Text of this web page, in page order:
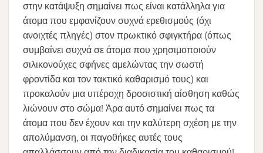
στην κατάψυξη σημαίνει πως είναι κατάλληλα για
άτομα που εμφανίζουν συχνά ερεθισμούς (όχι
ανοιχτές πληγές) στον πρωκτικό σφιγκτήρα (όπως
συμβαίνει συχνά σε άτομα που χρησιμοποιούν
σιλικονούχες σφήνες αμελώντας την σωστή
φροντίδα και τον τακτικό καθαρισμό τους) και
προκαλούν μια υπέροχη δροσιστική αίσθηση καθώς
λιώνουν στο σώμα! Άρα αυτό σημαίνει πως τα
άτομα που δεν έχουν και την καλύτερη σχέση με την
απολύμανση, οι παγοθήκες αυτές τους